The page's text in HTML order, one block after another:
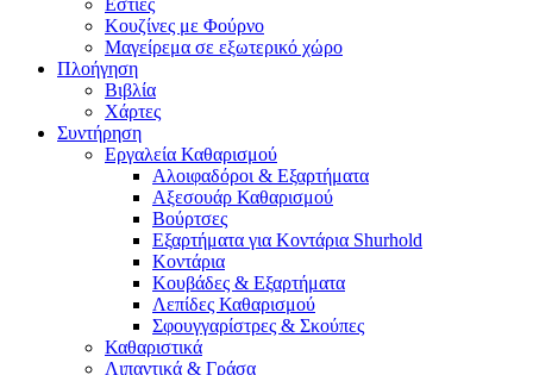
Εστίες
Κουζίνες με Φούρνο
Μαγείρεμα σε εξωτερικό χώρο
Πλοήγηση
Βιβλία
Χάρτες
Συντήρηση
Εργαλεία Καθαρισμού
Αλοιφαδόροι & Εξαρτήματα
Αξεσουάρ Καθαρισμού
Βούρτσες
Εξαρτήματα για Κοντάρια Shurhold
Κοντάρια
Κουβάδες & Εξαρτήματα
Λεπίδες Καθαρισμού
Σφουγγαρίστρες & Σκούπες
Καθαριστικά
Λιπαντικά & Γράσα